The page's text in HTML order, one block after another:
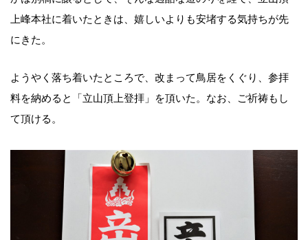
上峰本社に着いたときは、嬉しいよりも安堵する気持ちが先
にきた。
ようやく落ち着いたところで、改まって鳥居をくぐり、参拝
料を納めると「立山頂上登拝」を頂いた。なお、ご祈祷もし
て頂ける。